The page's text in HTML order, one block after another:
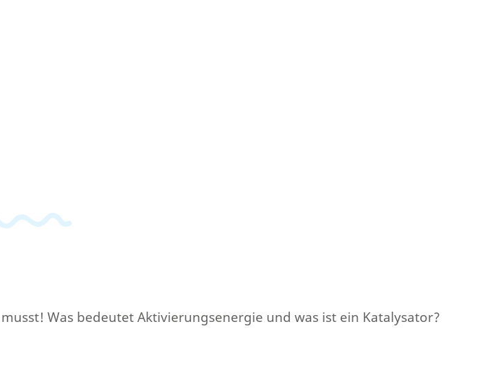
Was bedeutet Aktivierungsenergie und was ist ein Katalysator?